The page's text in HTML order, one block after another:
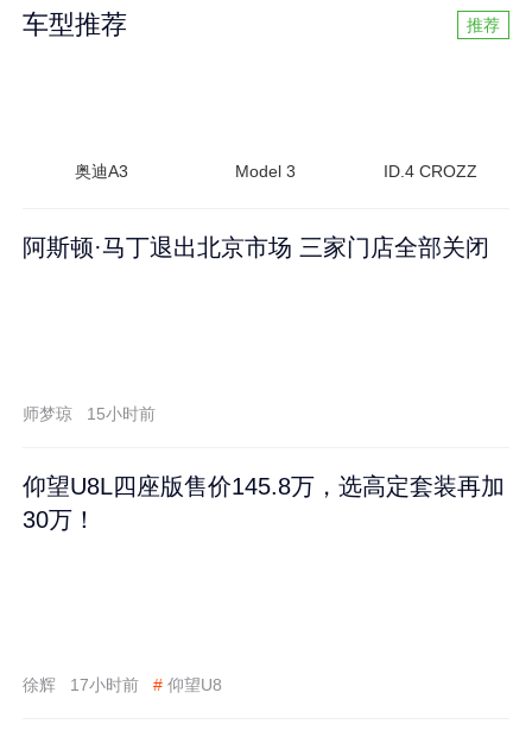
车型推荐 推荐
奥迪A3 Model 3 ID.4 CROZZ
阿斯顿·马丁退出北京市场 三家门店全部关闭
师梦琼 15小时前
仰望U8L四座版售价145.8万，选高定套装再加
30万！
徐辉 17小时前 # 仰望U8